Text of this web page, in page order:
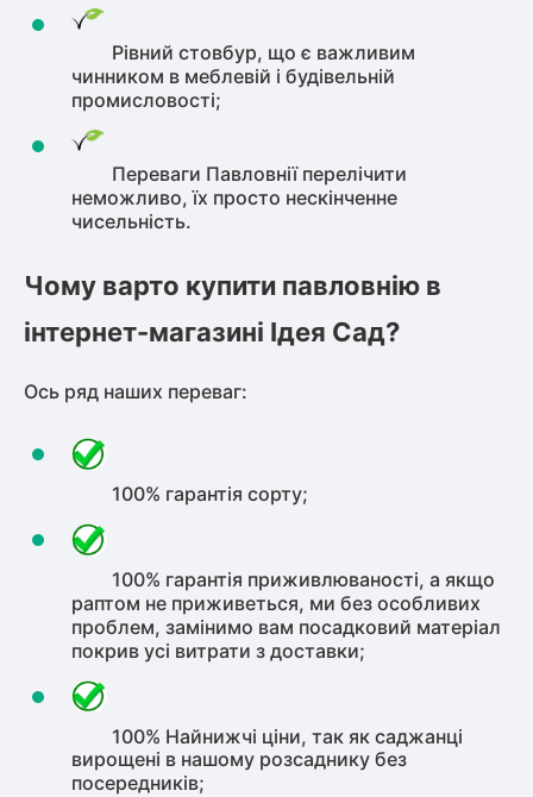
Рівний стовбур, що є важливим
чинником в меблевій і будівельній
промисловості;
Переваги Павловнії перелічити
неможливо, їх просто нескінченне
чисельність.
Чому варто купити павловнію в
інтернет-магазині Ідея Сад?
Ось ряд наших переваг:
100% гарантія сорту;
100% гарантія приживлюваності, а якщо
раптом не приживеться, ми без особливих
проблем, замінимо вам посадковий матеріал
покрив усі витрати з доставки;
100% Найнижчі ціни, так як саджанці
вирощені в нашому розсаднику без
посередників;